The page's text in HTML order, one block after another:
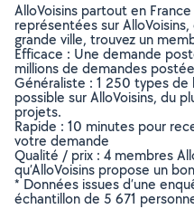
AlloVoisins partout en
représentées sur
grande ville, trouvez un
Efficace : Une demande
millions de demandes
Généraliste : 1 250 types
possible sur AlloVoisins, du
projets.
Rapide : 10 minutes pour
votre demande
Qualité / prix : 4 membres
qu’AlloVoisins propose un
* Données issues d’une
échantillon de 5 671